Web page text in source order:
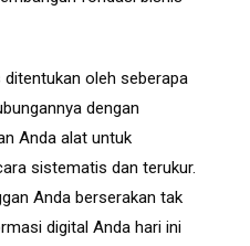
ditentukan oleh seberapa
dengan
Anda alat untuk
sistematis dan terukur.
Anda berserakan tak
digital Anda hari ini